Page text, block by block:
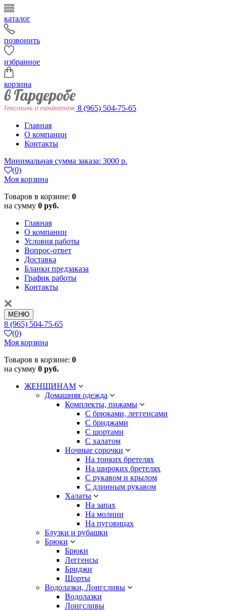
каталог
позвонить
избранное
корзина
8 (965) 504-75-65
Главная
О компании
Контакты
Минимальная сумма заказа: 3000 р.
(0)
Моя корзина
Товаров в корзине: 0
на сумму 0 руб.
Главная
О компании
Условия работы
Вопрос-ответ
Доставка
Бланки предзаказа
График работы
Контакты
МЕНЮ
8 (965) 504-75-65
(0)
Моя корзина
Товаров в корзине: 0
на сумму 0 руб.
ЖЕНЩИНАМ
Домашняя одежда
Комплекты, пижамы
С брюками, леггенсами
С бриджами
С шортами
С халатом
Ночные сорочки
На тонких бретелях
На широких бретелях
С рукавом и крылом
С длинным рукавом
Халаты
На запах
На молнии
На пуговицах
Блузки и рубашки
Брюки
Брюки
Леггенсы
Бриджи
Шорты
Водолазки, Лонгсливы
Водолазки
Лонгсливы